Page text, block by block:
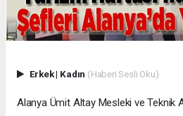
Erkek| Kadın (Haberi Sesli Oku)
Alanya Ümit Altay Mesleki ve Teknik